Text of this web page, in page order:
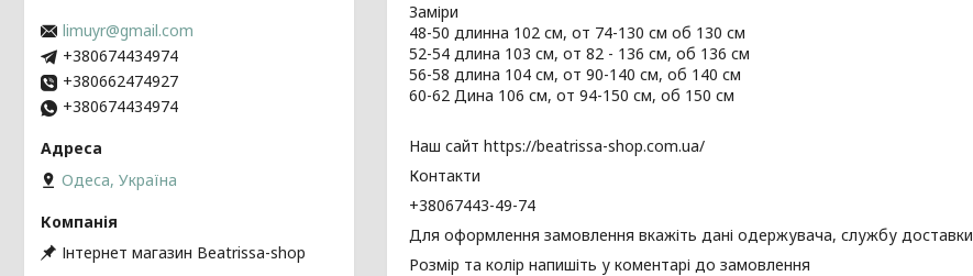
Заміри
48-50 длинна 102 см, от 74-130 см об 130 см
52-54 длина 103 см, от 82 - 136 см, об 136 см
56-58 длина 104 см, от 90-140 см, об 140 см
60-62 Дина 106 см, от 94-150 см, об 150 см
Наш сайт https://beatrissa-shop.com.ua/
Контакти
+38067443-49-74
Для оформлення замовлення вкажіть дані одержувача, службу доставки
Розмір та колір напишіть у коментарі до замовлення
limuyr@gmail.com
+380674434974
+380662474927
+380674434974
Одеса, Україна
Інтернет магазин Beatrissa-shop